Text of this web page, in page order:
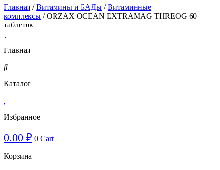
Главная /Витамины и БАДы /Витаминные
комплексы / ORZAX OCEAN EXTRAMAG THREOG 60
таблеток
Главная
Каталог
Избранное
0.00 ₽ 0 Cart
Корзина